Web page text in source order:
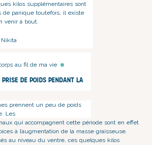
kilos supplémentaires sont
de panique toutefois, il existe
venir à bout.
au fil de ma vie
prise de poids pendant la
prennent un peu de poids
Les
qui accompagnent cette période sont en effet
à l’augmentation de la masse graisseuse.
au niveau du ventre, ces quelques kilos